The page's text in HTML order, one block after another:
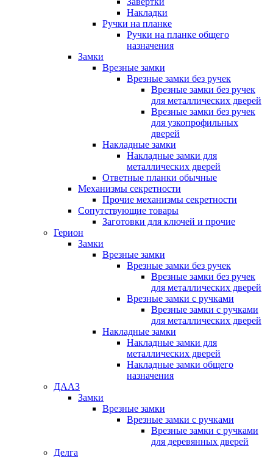
Накладки
Ручки на планке
Ручки на планке общего
назначения
Замки
Врезные замки
Врезные замки без ручек
Врезные замки без ручек
для металлических дверей
Врезные замки без ручек
для узкопрофильных
дверей
Накладные замки
Накладные замки для
металлических дверей
Ответные планки обычные
Механизмы секретности
Прочие механизмы секретности
Сопутствующие товары
Заготовки для ключей и прочие
Герион
Замки
Врезные замки
Врезные замки без ручек
Врезные замки без ручек
для металлических дверей
Врезные замки с ручками
Врезные замки с ручками
для металлических дверей
Накладные замки
Накладные замки для
металлических дверей
Накладные замки общего
назначения
ДААЗ
Замки
Врезные замки
Врезные замки с ручками
Врезные замки с ручками
для деревянных дверей
Делга